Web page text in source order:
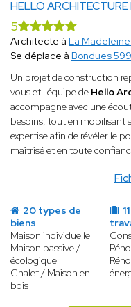
HELLO
5
Architecte à La Madeleine
Se déplace à Bondues
Un projet de construction
vous et l'équipe de Hello
accompagne avec une
besoins, tout en mobilisant
expertise afin de révéler le
maîtrisé et en toute
20 types de
biens
Maison individuelle
Maison passive /
écologique
Chalet / Maison en
bois